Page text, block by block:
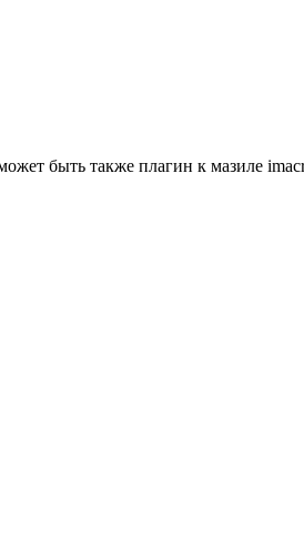
быть также плагин к мазиле